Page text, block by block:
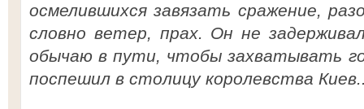
осмелившихся завязать сражение,
словно ветер, прах. Он не
обычаю в пути, чтобы захватывать
поспешил в столицу королевства